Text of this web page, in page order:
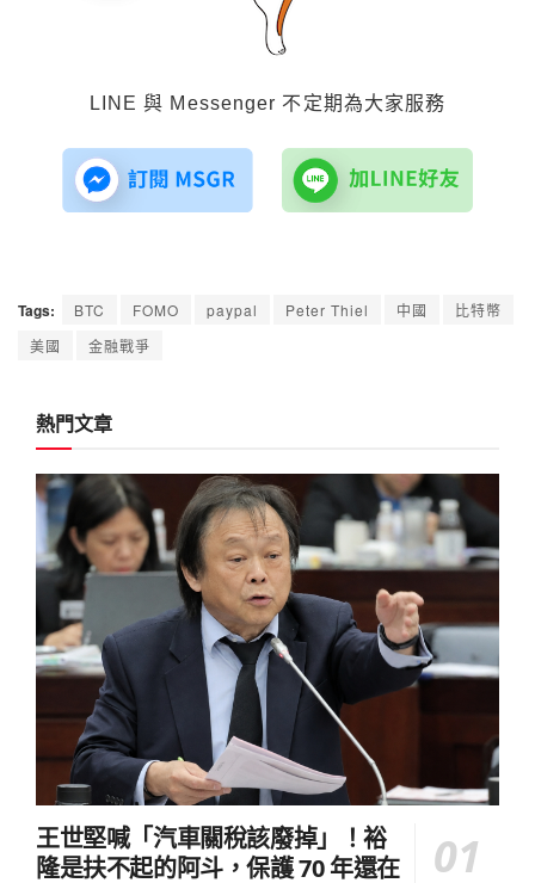
LINE 與 Messenger 不定期為大家服務
Tags: BTC FOMO paypal Peter Thiel 中國
比特幣
美國
金融戰爭
熱門文章
王世堅喊「汽車關稅該廢掉」！裕
隆是扶不起的阿斗，保護 70 年還在